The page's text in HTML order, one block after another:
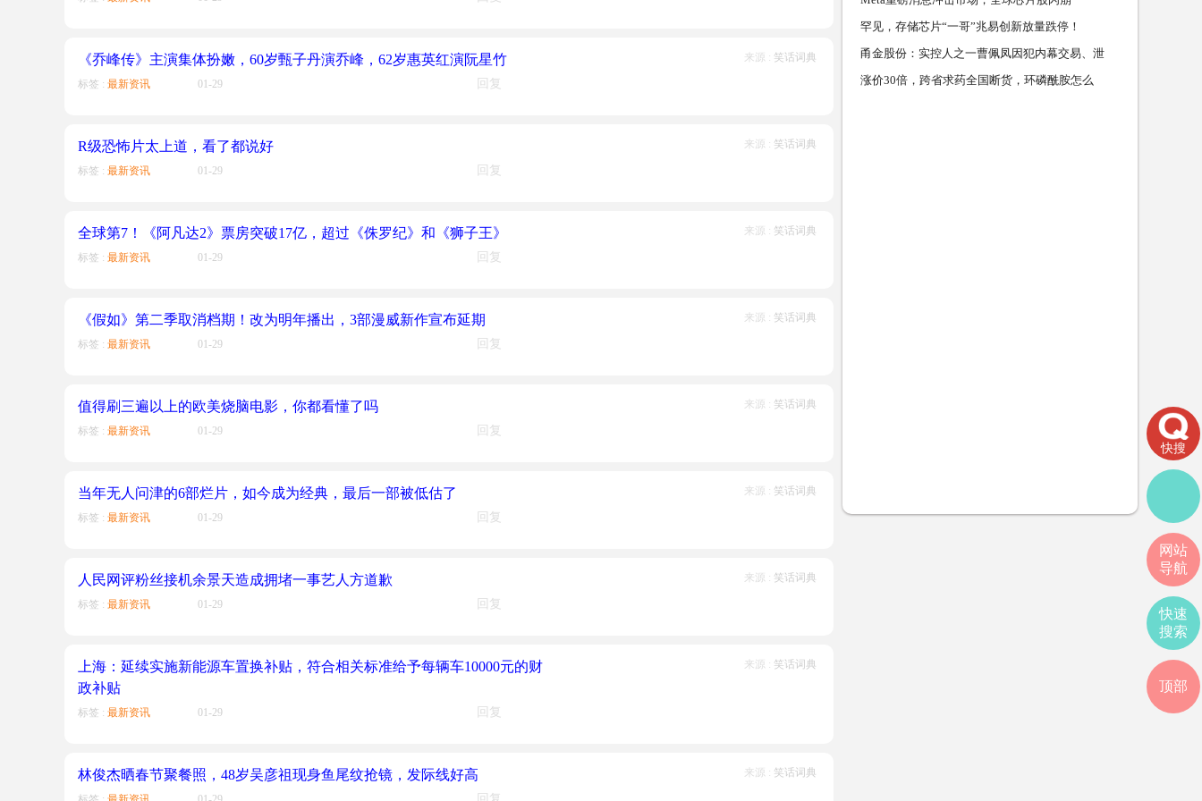
《乔峰传》主演集体扮嫩，60岁甄子丹演乔峰，62岁惠英红演阮星竹
标签 : 最新资讯 01-29 回复
来源 : 笑话词典
R级恐怖片太上道，看了都说好
标签 : 最新资讯 01-29 回复
来源 : 笑话词典
全球第7！《阿凡达2》票房突破17亿，超过《侏罗纪》和《狮子王》
标签 : 最新资讯 01-29 回复
来源 : 笑话词典
《假如》第二季取消档期！改为明年播出，3部漫威新作宣布延期
标签 : 最新资讯 01-29 回复
来源 : 笑话词典
值得刷三遍以上的欧美烧脑电影，你都看懂了吗
标签 : 最新资讯 01-29 回复
来源 : 笑话词典
当年无人问津的6部烂片，如今成为经典，最后一部被低估了
标签 : 最新资讯 01-29 回复
来源 : 笑话词典
人民网评粉丝接机余景天造成拥堵一事艺人方道歉
标签 : 最新资讯 01-29 回复
来源 : 笑话词典
上海：延续实施新能源车置换补贴，符合相关标准给予每辆车10000元的财
政补贴
标签 : 最新资讯 01-29 回复
来源 : 笑话词典
林俊杰晒春节聚餐照，48岁吴彦祖现身鱼尾纹抢镜，发际线好高 来源 : 笑话词典
罕见，存储芯片“一哥”兆易创新放量跌停！
甬金股份：实控人之一曹佩凤因犯内幕交易、泄
露内幕信息
涨价30倍，跨省求药全国断货，环磷酰胺怎么
快搜
网站
导航
快速
搜索
顶部